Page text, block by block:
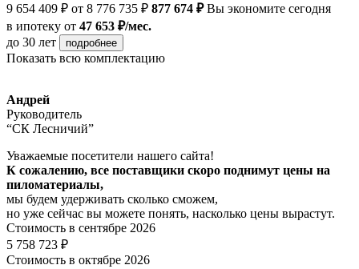
9 654 409 ₽ от 8 776 735 ₽ 877 674 ₽Вы экономите сегодня
в ипотеку от 47 653 ₽/мес.
до 30 лет
подробнее
Показать всю комплектацию
Андрей
Руководитель
“СК Лесничий”
Уважаемые посетители нашего сайта!
К сожалению, все поставщики скоро поднимут цены на
пиломатериалы,
мы будем удерживать сколько сможем,
но уже сейчас вы можете понять, насколько цены вырастут.
Стоимость в сентябре 2026
5 758 723 ₽
Стоимость в октябре 2026